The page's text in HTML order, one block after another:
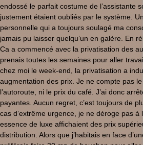
endossé le parfait costume de l’assistante
justement étaient oubliés par le système.
personnelle qui a toujours soulagé ma
jamais pu laisser quelqu’un en galère. En
Ca a commencé avec la privatisation des
prenais toutes les semaines pour aller
chez moi le week-end, la privatisation a
augmentation des prix. Je ne compte pas
l’autoroute, ni le prix du café. J’ai donc
payantes. Aucun regret, c’est toujours de
cas d’extrême urgence, je ne déroge pas à
essence de luxe affichaient des prix
distribution. Alors que j’habitais en face